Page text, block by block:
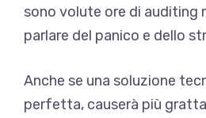
sono volute ore di auditing
parlare del panico e dello
Anche se una soluzione
perfetta, causerà più